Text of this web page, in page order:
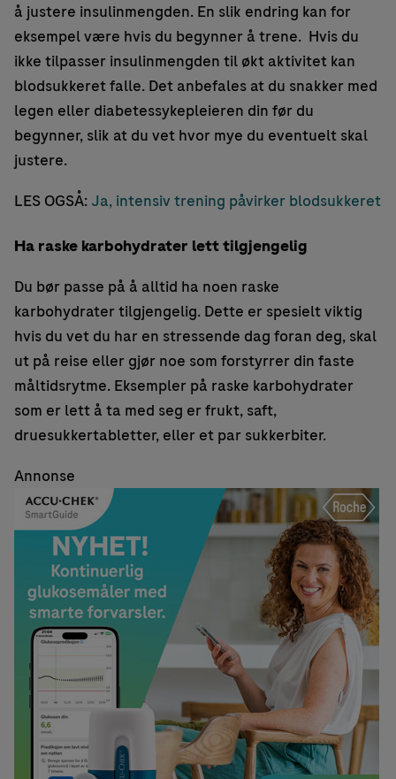
å justere insulinmengden. En slik endring kan for
eksempel være hvis du begynner å trene. Hvis du
ikke tilpasser insulinmengden til økt aktivitet kan
blodsukkeret falle. Det anbefales at du snakker med
legen eller diabetessykepleieren din før du
begynner, slik at du vet hvor mye du eventuelt skal
justere.
LES OGSÅ: Ja, intensiv trening påvirker blodsukkeret
Ha raske karbohydrater lett tilgjengelig
Du bør passe på å alltid ha noen raske
karbohydrater tilgjengelig. Dette er spesielt viktig
hvis du vet du har en stressende dag foran deg, skal
ut på reise eller gjør noe som forstyrrer din faste
måltidsrytme. Eksempler på raske karbohydrater
som er lett å ta med seg er frukt, saft,
druesukkertabletter, eller et par sukkerbiter.
Annonse